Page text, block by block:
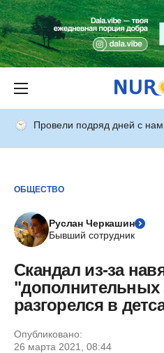
Провели подряд дней с
ОБЩЕСТВО
Руслан Черкашин
Бывший сотрудник
Скандал из-за
"дополнительных
разгорелся в
Опубликовано:
26 марта 2021, 08:44